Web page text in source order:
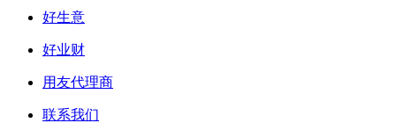
好生意
好业财
用友代理商
联系我们